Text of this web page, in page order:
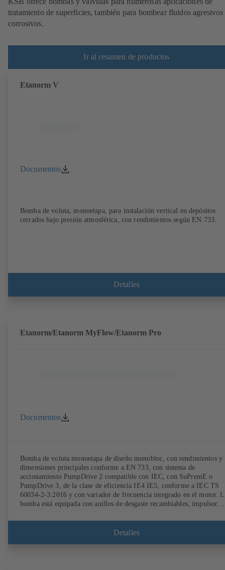
tratamiento de superficies, también para bombear fluidos
corrosivos.
Ir al resumen de productos
Etanorm V
Documentos
Bomba de voluta, monoetapa, para instalación vertical en depósitos
cerrados bajo presión atmosférica, con rendimientos según EN 733.
Detalles
Etanorm/Etanorm MyFlow/Etanorm Pro
Documentos
Bomba de voluta monoetapa de diseño monobloc, con rendimientos y
dimensiones principales conforme a EN 733, con sistema de
accionamiento PumpDrive 2 compatible con IEC, con SuPremE o
PumpDrive 3, de la clase de eficiencia IE4 IE5, conforme a IEC TS
60034-2-3:2016 y con variador de frecuencia integrado en el motor.
bomba está equipada con anillos de desgaste recambiables, impulsor
según EN 12756, eje con casquillo protector intercambiable en la zona
del cierre de eje. El diseño «back pull-out» permite un desmontaje del
Detalles